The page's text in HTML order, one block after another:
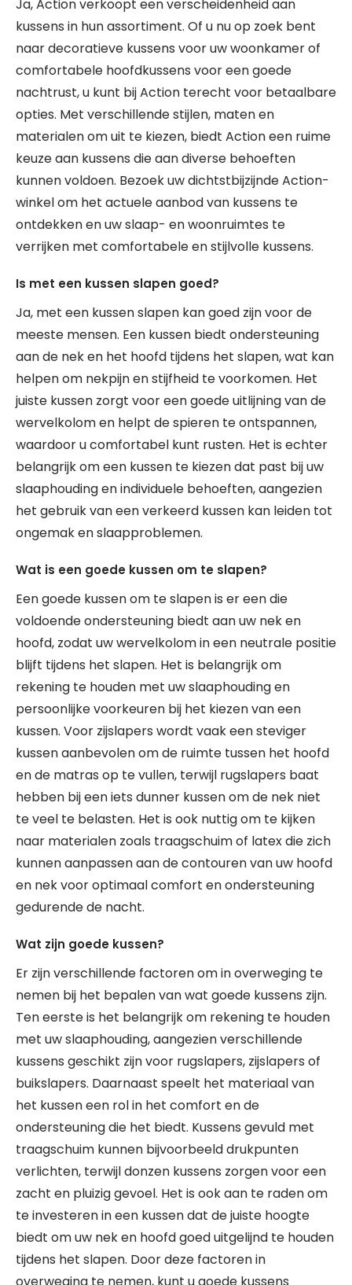
Ja, Action verkoopt een verscheidenheid aan
kussens in hun assortiment. Of u nu op zoek bent
naar decoratieve kussens voor uw woonkamer of
comfortabele hoofdkussens voor een goede
nachtrust, u kunt bij Action terecht voor betaalbare
opties. Met verschillende stijlen, maten en
materialen om uit te kiezen, biedt Action een ruime
keuze aan kussens die aan diverse behoeften
kunnen voldoen. Bezoek uw dichtstbijzijnde Action-
winkel om het actuele aanbod van kussens te
ontdekken en uw slaap- en woonruimtes te
verrijken met comfortabele en stijlvolle kussens.
Is met een kussen slapen goed?
Ja, met een kussen slapen kan goed zijn voor de
meeste mensen. Een kussen biedt ondersteuning
aan de nek en het hoofd tijdens het slapen, wat kan
helpen om nekpijn en stijfheid te voorkomen. Het
juiste kussen zorgt voor een goede uitlijning van de
wervelkolom en helpt de spieren te ontspannen,
waardoor u comfortabel kunt rusten. Het is echter
belangrijk om een kussen te kiezen dat past bij uw
slaaphouding en individuele behoeften, aangezien
het gebruik van een verkeerd kussen kan leiden tot
ongemak en slaapproblemen.
Wat is een goede kussen om te slapen?
Een goede kussen om te slapen is er een die
voldoende ondersteuning biedt aan uw nek en
hoofd, zodat uw wervelkolom in een neutrale positie
blijft tijdens het slapen. Het is belangrijk om
rekening te houden met uw slaaphouding en
persoonlijke voorkeuren bij het kiezen van een
kussen. Voor zijslapers wordt vaak een steviger
kussen aanbevolen om de ruimte tussen het hoofd
en de matras op te vullen, terwijl rugslapers baat
hebben bij een iets dunner kussen om de nek niet
te veel te belasten. Het is ook nuttig om te kijken
naar materialen zoals traagschuim of latex die zich
kunnen aanpassen aan de contouren van uw hoofd
en nek voor optimaal comfort en ondersteuning
gedurende de nacht.
Wat zijn goede kussen?
Er zijn verschillende factoren om in overweging te
nemen bij het bepalen van wat goede kussens zijn.
Ten eerste is het belangrijk om rekening te houden
met uw slaaphouding, aangezien verschillende
kussens geschikt zijn voor rugslapers, zijslapers of
buikslapers. Daarnaast speelt het materiaal van
het kussen een rol in het comfort en de
ondersteuning die het biedt. Kussens gevuld met
traagschuim kunnen bijvoorbeeld drukpunten
verlichten, terwijl donzen kussens zorgen voor een
zacht en pluizig gevoel. Het is ook aan te raden om
te investeren in een kussen dat de juiste hoogte
biedt om uw nek en hoofd goed uitgelijnd te houden
tijdens het slapen. Door deze factoren in
overweging te nemen, kunt u goede kussens